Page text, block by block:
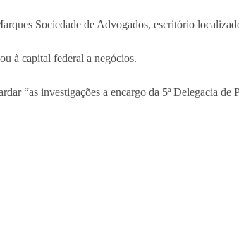
Sociedade de Advogados, escritório
à capital federal a negócios.
“as investigações a encargo da 5ª Delegacia de